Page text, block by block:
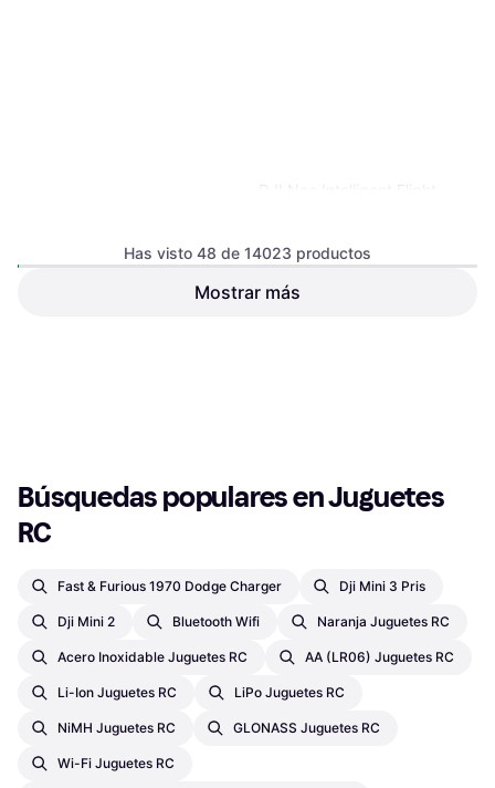
DJI Neo Intelligent Flight
Has visto 48 de 14023 productos
Mostrar más
Búsquedas populares en Juguetes
RC
Fast & Furious 1970 Dodge Charger Dji Mini 3 Pris
Dji Mini 2 Bluetooth Wifi Naranja Juguetes RC
Acero Inoxidable Juguetes RC AA (LR06) Juguetes RC
Li-Ion Juguetes RC LiPo Juguetes RC
NiMH Juguetes RC GLONASS Juguetes RC
Wi-Fi Juguetes RC